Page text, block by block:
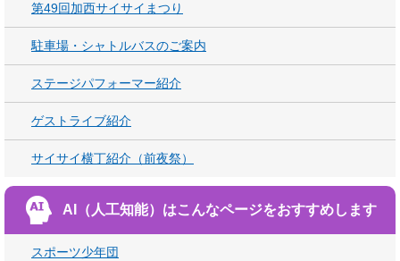
第49回加西サイサイまつり
駐車場・シャトルバスのご案内
ステージパフォーマー紹介
ゲストライブ紹介
サイサイ横丁紹介（前夜祭）
AI（人工知能）はこんなページをおすすめします
スポーツ少年団